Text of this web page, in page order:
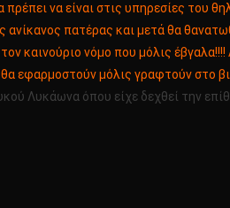
να είναι στις υπηρεσίες του
πατέρας και μετά θα
καινούριο νόμο που μόλις
εφαρμοστούν μόλις γραφτούν στο
Λυκάωνα όπου είχε δεχθεί την